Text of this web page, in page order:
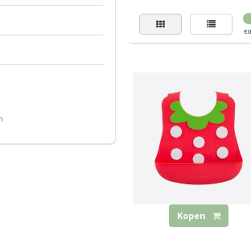
€0
Kopen